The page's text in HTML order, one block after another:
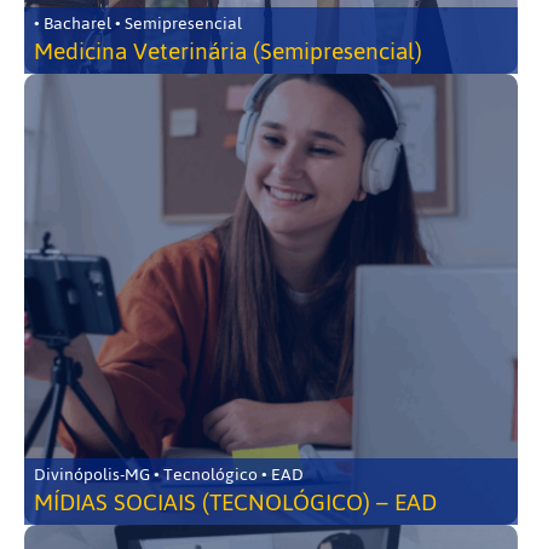
• Bacharel • Semipresencial
Medicina Veterinária (Semipresencial)
Divinópolis-MG • Tecnológico • EAD
MÍDIAS SOCIAIS (TECNOLÓGICO) – EAD